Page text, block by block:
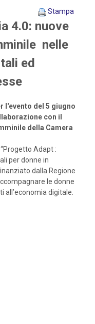
Stampa
4.0: nuove
nelle
ed
l'evento del 5 giugno
con il
della Camera
Adapt :
per donne in
dalla Regione
le donne
all’economia digitale.